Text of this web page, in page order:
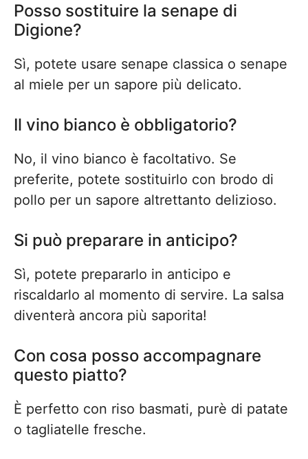
Posso sostituire la senape di
Digione?
Sì, potete usare senape classica o senape
al miele per un sapore più delicato.
Il vino bianco è obbligatorio?
No, il vino bianco è facoltativo. Se
preferite, potete sostituirlo con brodo di
pollo per un sapore altrettanto delizioso.
Si può preparare in anticipo?
Sì, potete prepararlo in anticipo e
riscaldarlo al momento di servire. La salsa
diventerà ancora più saporita!
Con cosa posso accompagnare
questo piatto?
È perfetto con riso basmati, purè di patate
o tagliatelle fresche.